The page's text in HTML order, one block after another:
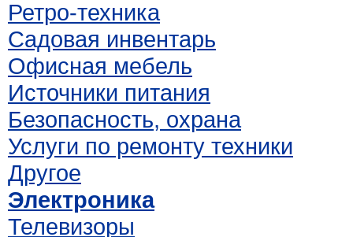
Ретро-техника
Садовая инвентарь
Офисная мебель
Источники питания
Безопасность, охрана
Услуги по ремонту техники
Другое
Электроника
Телевизоры